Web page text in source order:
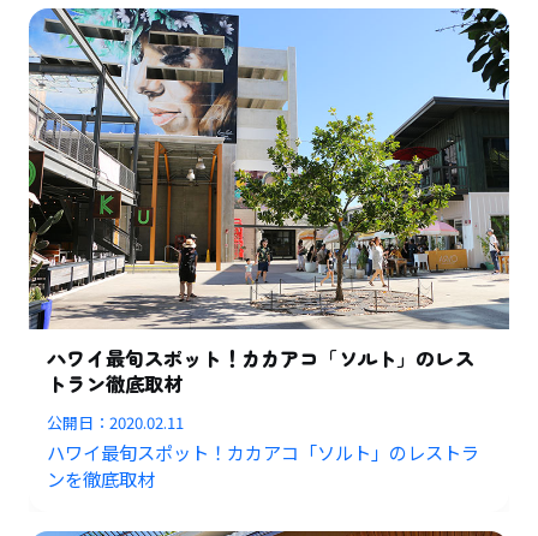
ハワイ最旬スポット！カカアコ「ソルト」のレス
トラン徹底取材
公開日：2020.02.11
ハワイ最旬スポット！カカアコ「ソルト」のレストラ
ンを徹底取材